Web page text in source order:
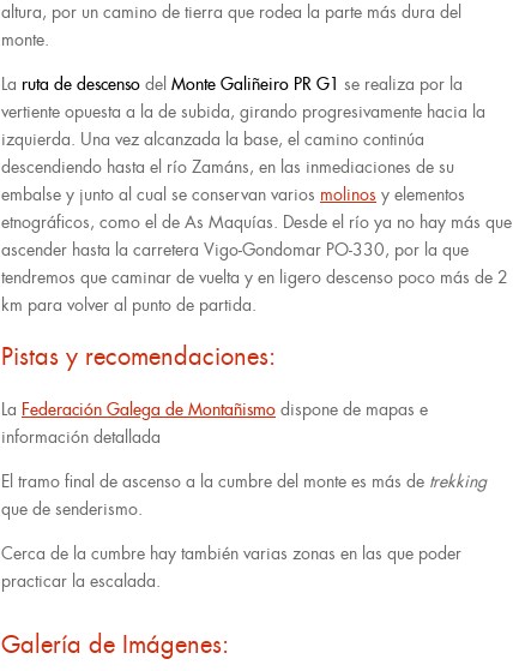
altura, por un camino de tierra que rodea la parte más dura del
monte.
La ruta de descenso del Monte Galiñeiro PR G1 se realiza por la
vertiente opuesta a la de subida, girando progresivamente hacia la
izquierda. Una vez alcanzada la base, el camino continúa
descendiendo hasta el río Zamáns, en las inmediaciones de su
embalse y junto al cual se conservan varios molinos y elementos
etnográficos, como el de As Maquías. Desde el río ya no hay más que
ascender hasta la carretera Vigo-Gondomar PO-330, por la que
tendremos que caminar de vuelta y en ligero descenso poco más de 2
km para volver al punto de partida.
Pistas y recomendaciones:
La Federación Galega de Montañismo dispone de mapas e
información detallada
El tramo final de ascenso a la cumbre del monte es más de trekking
que de senderismo.
Cerca de la cumbre hay también varias zonas en las que poder
practicar la escalada.
Galería de Imágenes: